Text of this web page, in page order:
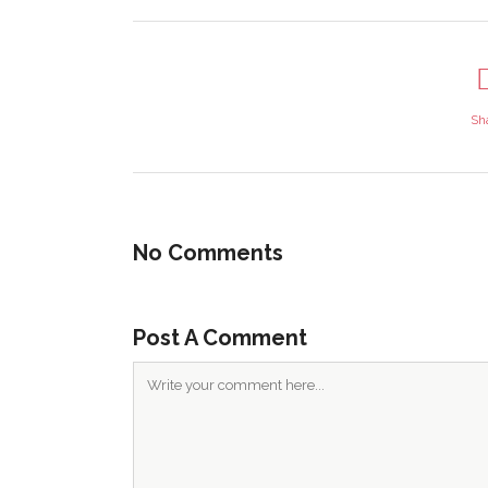
No Comments
Post A Comment
Elige